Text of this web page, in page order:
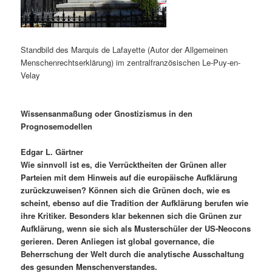
Standbild des Marquis de Lafayette (Autor der Allgemeinen
Menschenrechtserklärung) im zentralfranzösischen Le-Puy-en-
Velay
Wissensanmaßung oder Gnostizismus in den
Prognosemodellen
Edgar L. Gärtner
Wie sinnvoll ist es, die Verrücktheiten der Grünen aller
Parteien mit dem Hinweis auf die europäische Aufklärung
zurückzuweisen? Können sich die Grünen doch, wie es
scheint, ebenso auf die Tradition der Aufklärung berufen wie
ihre Kritiker. Besonders klar bekennen sich die Grünen zur
Aufklärung, wenn sie sich als Musterschüler der US-Neocons
gerieren. Deren Anliegen ist global governance, die
Beherrschung der Welt durch die analytische Ausschaltung
des gesunden Menschenverstandes.